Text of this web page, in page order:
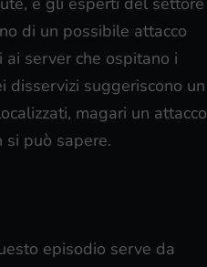
di un possibile attacco
server che ospitano i
disservizi suggeriscono un
magari un attacco
può sapere.
episodio serve da